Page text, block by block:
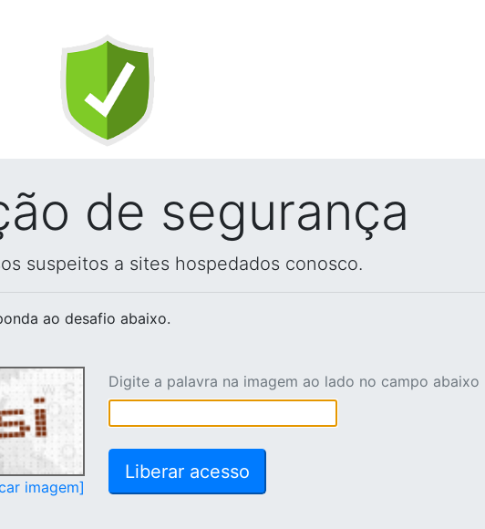
de segurança
suspeitos a sites hospedados conosco.
ao desafio abaixo.
imagem]
Digite a palavra na imagem ao lado no campo abaixo